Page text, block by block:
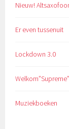
Nieuw!
Er even tussenuit
Lockdown 3.0
Muziekboeken